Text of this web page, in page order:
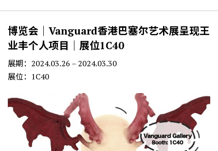
博览会｜Vanguard香港巴塞尔艺术展呈现王
业丰个人项目｜展位1C40
展期：2024.03.26 – 2024.03.30
展位：1C40